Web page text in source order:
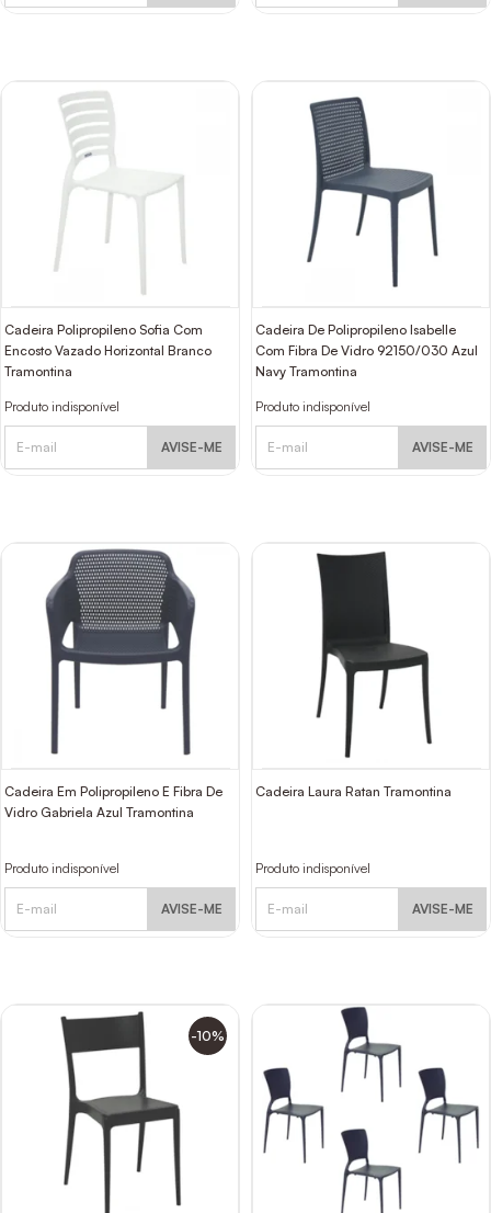
Cadeira Polipropileno Sofia Com
Encosto Vazado Horizontal Branco
Tramontina
Produto indisponível
AVISE-ME
Cadeira De Polipropileno Isabelle
Com Fibra De Vidro 92150/030 Azul
Navy Tramontina
Produto indisponível
AVISE-ME
Cadeira Em Polipropileno E Fibra De
Vidro Gabriela Azul Tramontina
Produto indisponível
AVISE-ME
Cadeira Laura Ratan Tramontina
Produto indisponível
AVISE-ME
-10%